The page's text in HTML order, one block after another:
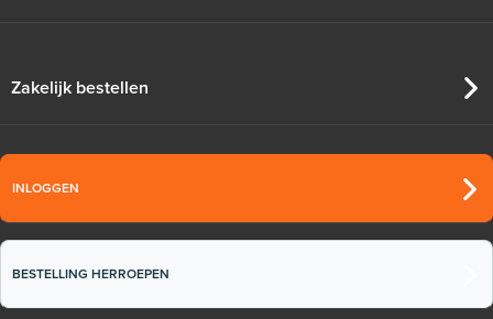
Zakelijk bestellen
INLOGGEN
BESTELLING HERROEPEN